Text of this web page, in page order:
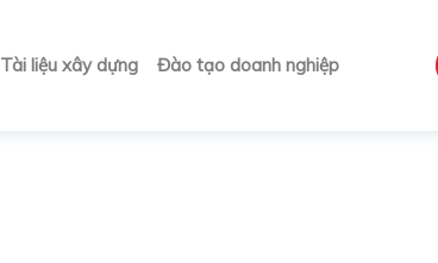
Tài liệu xây dựng Đào tạo doanh nghiệp